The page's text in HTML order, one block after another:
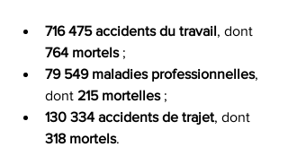
716 475 accidents du travail, dont
764 mortels ;
79 549 maladies professionnelles,
dont 215 mortelles ;
130 334 accidents de trajet, dont
318 mortels.